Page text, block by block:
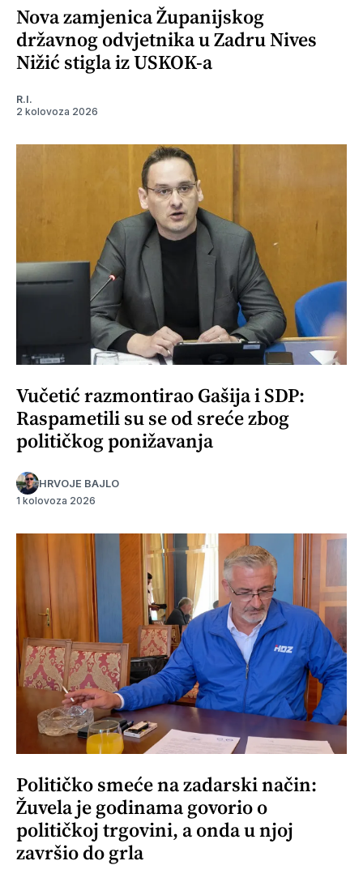
Nova zamjenica Županijskog
državnog odvjetnika u Zadru Nives
Nižić stigla iz USKOK-a
R.I.
2 kolovoza 2026
Vučetić razmontirao Gašija i SDP:
Raspametili su se od sreće zbog
političkog ponižavanja
HRVOJE BAJLO
1 kolovoza 2026
Političko smeće na zadarski način:
Žuvela je godinama govorio o
političkoj trgovini, a onda u njoj
završio do grla